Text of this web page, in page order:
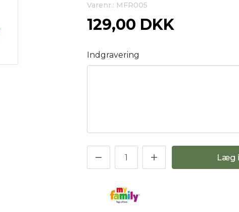
Varenr.: MFR005
129,00 DKK
Indgravering
Læg